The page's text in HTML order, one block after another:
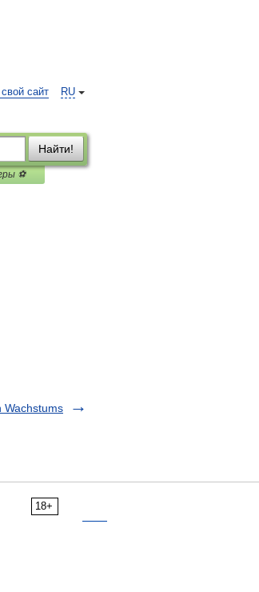
RU
сайт
Найти!
⚽
Wachstums
18+